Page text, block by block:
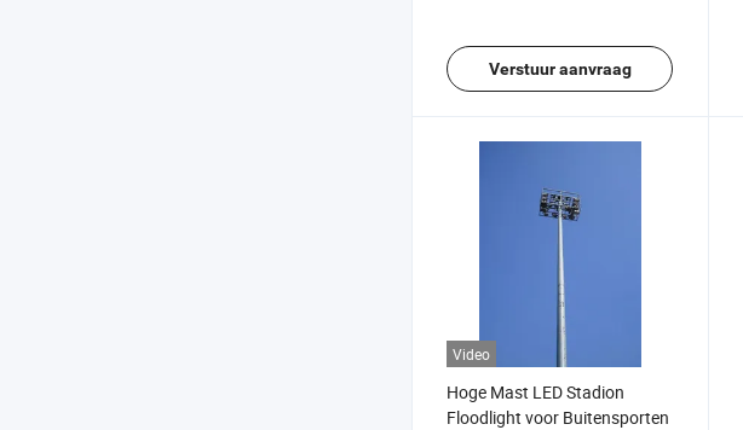
Verstuur aanvraag
Video
Hoge Mast LED Stadion
Floodlight voor Buitensporten